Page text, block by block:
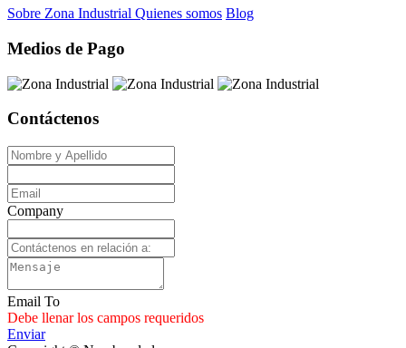
Sobre Zona Industrial Quienes somos Blog
Medios de Pago
Contáctenos
Company
Email To
Debe llenar los campos requeridos
Enviar